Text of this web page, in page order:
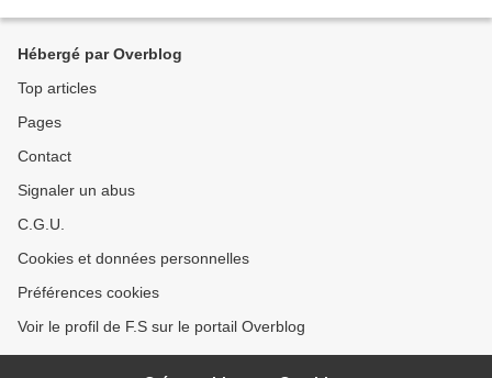
Hébergé par Overblog
Top articles
Pages
Contact
Signaler un abus
C.G.U.
Cookies et données personnelles
Préférences cookies
Voir le profil de F.S sur le portail Overblog